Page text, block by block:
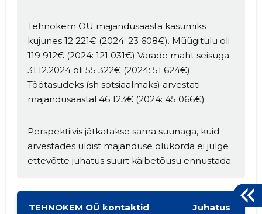
Tehnokem OÜ majandusaasta kasumiks
kujunes 12 221€ (2024: 23 608€). Müügitulu oli
119 912€ (2024: 121 031€) Varade maht seisuga
31.12.2024 oli 55 322€ (2024: 51 624€).
Töötasudeks (sh sotsiaalmaks) arvestati
majandusaastal 46 123€ (2024: 45 066€)
Perspektiivis jätkatakse sama suunaga, kuid
arvestades üldist majanduse olukorda ei julge
ettevõtte juhatus suurt käibetõusu ennustada.
TEHNOKEM OÜ kontaktid Juhatus